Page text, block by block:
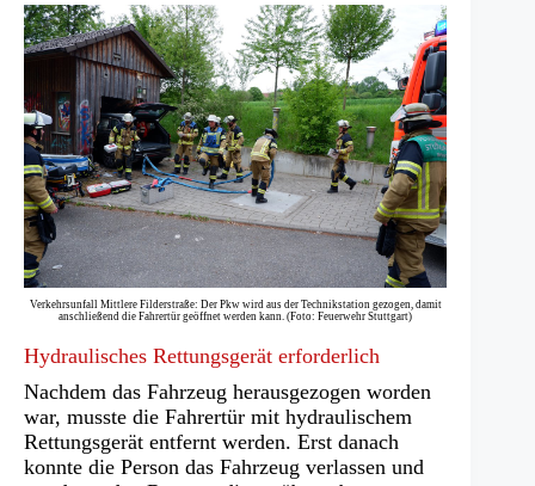
Verkehrsunfall Mittlere Filderstraße: Der Pkw wird aus der Technikstation gezogen, damit
anschließend die Fahrertür geöffnet werden kann. (Foto: Feuerwehr Stuttgart)
Hydraulisches Rettungsgerät erforderlich
Nachdem das Fahrzeug herausgezogen worden
war, musste die Fahrertür mit hydraulischem
Rettungsgerät entfernt werden. Erst danach
konnte die Person das Fahrzeug verlassen und